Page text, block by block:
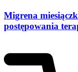
Migrena
postępowania